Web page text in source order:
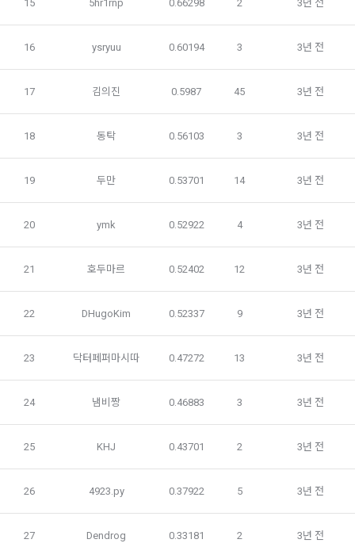
소셜 계정으로 로그인
로그인 하시려면 아래 이메일로 인증이 필요합니다. 이메일을 다
시 보내시겠습니까?
데이콘 회원가입을 환영합니다. 메일 인증은 데이콘 회원가입
을 위한 필수 절차입니다. 아래 이메일을 인증하여 회원가입 절
본 약관은 온라인을 통하여 “회원”에게 공시함으로써 효력을 발
생한다.
1. "회사"는 이 약관의 내용과 상호, 영업소 소재지, 대표자의 성
서의 소비자보호에 관한 법률, 전자문서 및 전자거래기본법, 전
자금융거래법, 전자서명법, 소비자기본법, 개인정보보호법 등
관련법을 위배하지 않는 범위에서 이 약관을 개정할 수 있다.
3. "회사"는 "서비스"에 대해 별도의 이용약관 또는 정책(이하
“별도약관”)을 둘 수 있으며, 그 내용이 이 약관과 충돌하는 경우
“별도약관”이 우선하여 적용된다.
유가 있을 때, 약관을 변경할 수 있으며, 약관을 개정할 경우에는
적용일자 및 개정사유를 명시하여 현행 약관과 함께 “회사” 홈페
이지의 공지게시판에 그 적용일자 7일 이전부터 적용일자 전일
5. '회사' 약관의 조항에 따른 정책을 제정 및 변경할 권리를 가지
용일자 전일까지 공지한다.
6. "회원"은 변경된 약관에 대해 거부할 권리가 있다. "회원"은 변
경된 약관이 공지된 지 15일 이내에 거부의사를 표명할 수 있다.
지할 수 있다. 만약, "회원"이 거부의사를 표시하지 않거나, 전항
에 따라 시행일 이후에 "서비스"를 이용하는 경우에는 동의한 것
으로 간주한다.
3) 서비스 개발 및 마케팅ㆍ광고 활용
맞춤 서비스 제공, 서비스 안내 및 이용권유, 서비스 개선 및 신
규 서비스 개발을 위한 통계 및 접속빈도 파악, 통계학적 특성에
따른 광고, 이벤트 정보 및 참여기회 제공
4) 고용 및 취업동향 파악을 위한 통계학적 분석, 서비스 고도화
가. 수집하는 개인정보의 항목
1) 회원가입 시 수집하는 항목
필수 항목 : 아이디, 비밀번호, 이름, 닉네임, 이메일
선택 항목 : 휴대폰번호, 생년월일, 국가, 직업
니다. 추가로 개인정보를 수집할 경우에는 해당 개인정보 수집
를 받습니다.
여부, 사용 가능한 프로그래밍 언어 및 사용 경험, 프로젝트 또는
15 5hr1rnp 0.66298 2 3년 전
16 ysryuu 0.60194 3 3년 전
17 김의진 0.5987 45 3년 전
18 동탁 0.56103 3 3년 전
19 두만 0.53701 14 3년 전
20 ymk 0.52922 4 3년 전
21 호두마르 0.52402 12 3년 전
22 DHugoKim 0.52337 9 3년 전
23 닥터페퍼마시따 0.47272 13 3년 전
24 냄비짱 0.46883 3 3년 전
25 KHJ 0.43701 2 3년 전
26 4923.py 0.37922 5 3년 전
27 Dendrog 0.33181 2 3년 전